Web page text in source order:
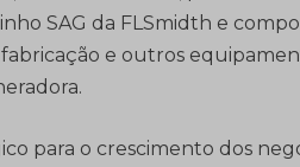
SAG da FLSmidth e
e outros
para o crescimento dos